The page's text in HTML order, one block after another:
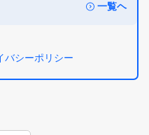
一覧ヘ
シーポリシー